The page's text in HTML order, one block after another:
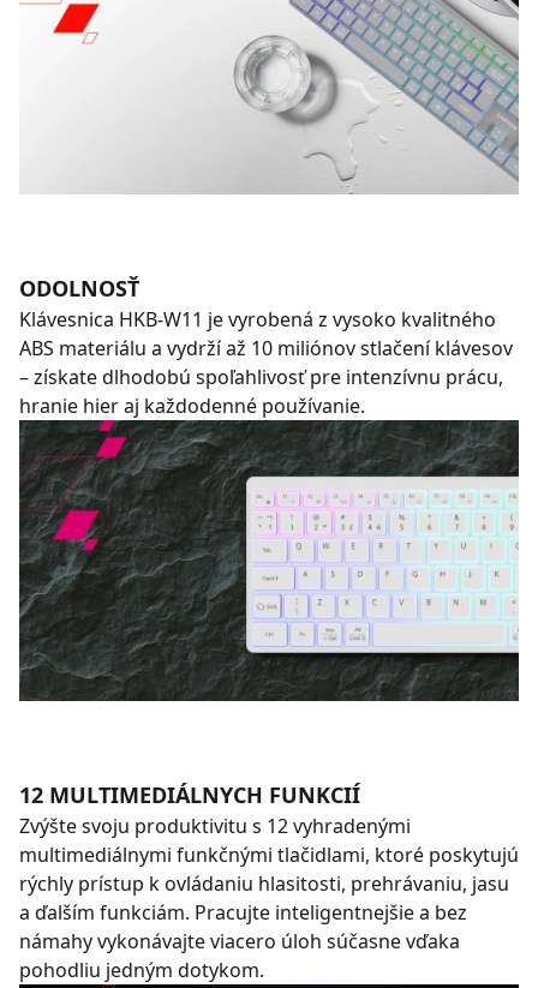
ODOLNOSŤ
Klávesnica HKB-W11 je vyrobená z vysoko kvalitného
ABS materiálu a vydrží až 10 miliónov stlačení klávesov
– získate dlhodobú spoľahlivosť pre intenzívnu prácu,
hranie hier aj každodenné používanie.
12 MULTIMEDIÁLNYCH FUNKCIÍ
Zvýšte svoju produktivitu s 12 vyhradenými
multimediálnymi funkčnými tlačidlami, ktoré poskytujú
rýchly prístup k ovládaniu hlasitosti, prehrávaniu, jasu
a ďalším funkciám. Pracujte inteligentnejšie a bez
námahy vykonávajte viacero úloh súčasne vďaka
pohodliu jedným dotykom.